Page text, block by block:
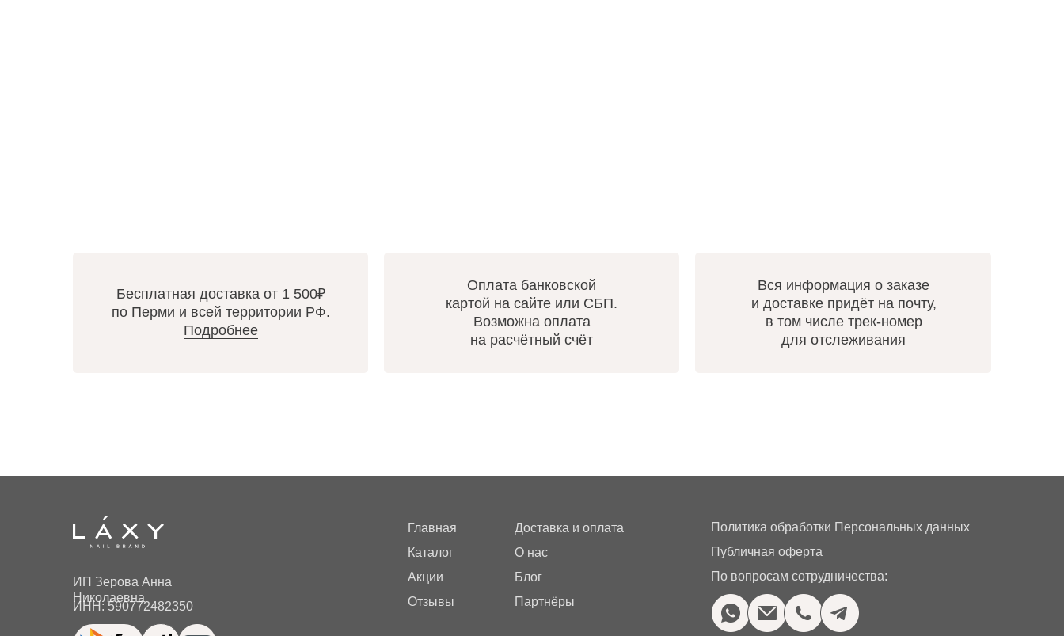
Бесплатная доставка от 1 500₽
по Перми и всей территории РФ.
Подробнее
Оплата банковской
картой на сайте или СБП.
Возможна оплата
на расчётный счёт
Вся информация о заказе
и доставке придёт на почту,
в том числе трек-номер
для отслеживания
ИП Зерова Анна
Николаевна
ИНН: 590772482350
Главная
Каталог
Акции
Отзывы
Доставка и оплата
О нас
Блог
Партнёры
Политика обработки Персональных данных
Публичная оферта
По вопросам сотрудничества: